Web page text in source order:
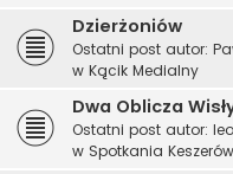
Dzierżoniów
Ostatni post autor:
w Kącik Medialny
Dwa Oblicza
Ostatni post autor:
w Spotkania Keszerów